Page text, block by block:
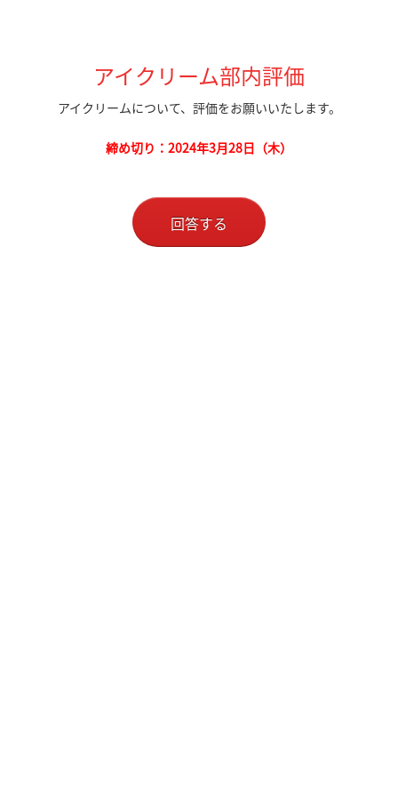
アイクリーム部内評価
アイクリームについて、評価をお願いいたします。
締め切り：2024年3月28日（木）
回答する